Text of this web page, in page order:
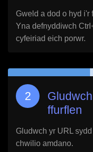
Gweld a dod o hyd i'r
Yna defnyddiwch
cyfeiriad eich porwr.
ffurflen
Gludwch yr URL
chwilio amdano.